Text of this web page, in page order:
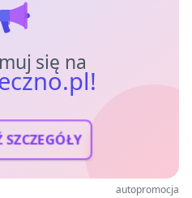
się na
SZCZEGÓŁY
autopromocja